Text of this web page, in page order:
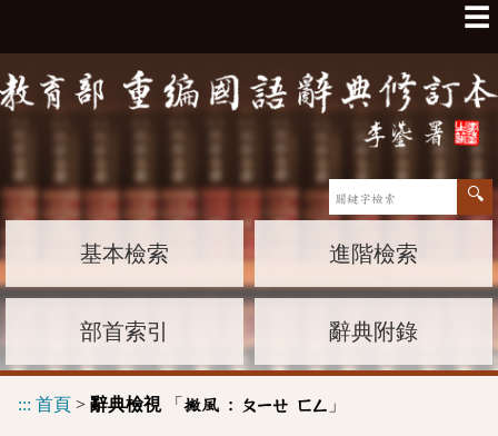
☰
基本檢索 進階檢索
部首索引 辭典附錄
::: 首頁 > 辭典檢視「 撇風 : ㄆㄧㄝ ㄈㄥ 」